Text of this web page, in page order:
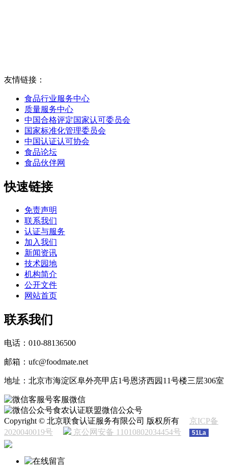
友情链接：
食品行业服务中心
质量服务中心
中国合格评定国家认可委员会
国家标准化管理委员会
中国认证认可协会
食品论坛
食品伙伴网
快速链接
免责声明
联系我们
认证与服务
加入我们
新闻资讯
技术园地
机构简介
公开文件
网站首页
联系我们
电话：010-88136500
邮箱：ufc@foodmate.net
地址：北京市海淀区阜外亮甲店1号恩济西园11号楼三层306室
客服微信
食农认证联盟微信公众号
Copyright © 北京联食认证服务有限公司 版权所有
京ICP备
2020040019号
京公网安备 11010802034454号 51La